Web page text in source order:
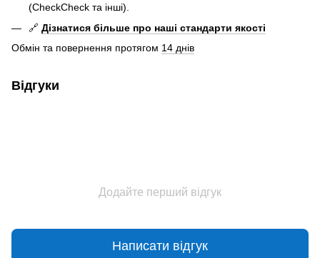
(CheckCheck та інші).
🔗 Дізнатися більше про наші стандарти якості
Обмін та повернення протягом 14 днів
Відгуки
Додайте перший відгук
Написати відгук